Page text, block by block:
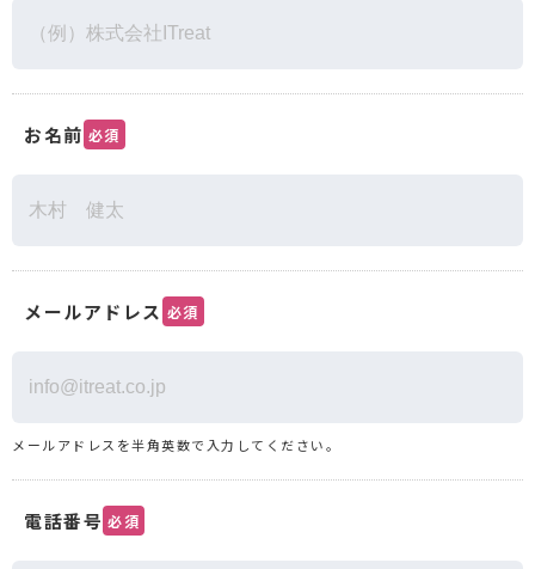
お名前 必須
メールアドレス 必須
メールアドレスを半角英数で入力してください。
電話番号 必須